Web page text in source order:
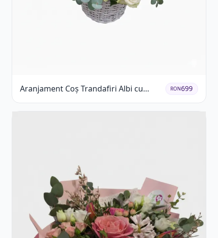
Aranjament Coș Trandafiri Albi cu
Accent Roșu
RON699